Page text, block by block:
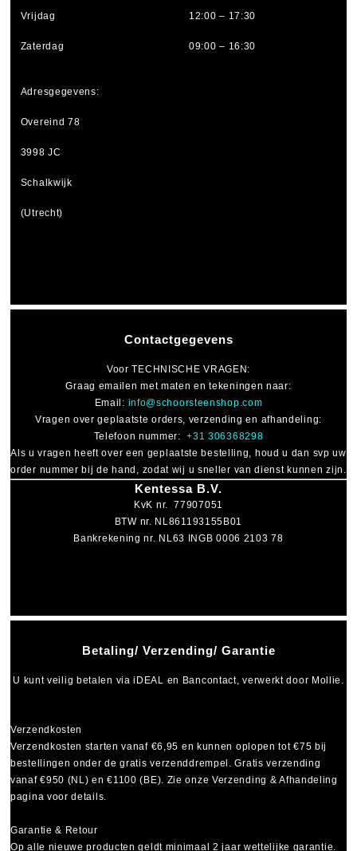
Betaling/ Verzending/ Garantie
U kunt veilig betalen viaiDEAL en Bancontact, verwerkt door Mollie.
Verzendkosten
Verzendkosten starten vanaf €6,95 en kunnen oplopen tot€75 bij
bestellingen onder de gratis verzenddrempel. Gratis verzending
vanaf €950 (NL) en €1100 (BE). Zie onze Verzending & Afhandeling
pagina voor details.
Garantie & Retour
Op alle nieuwe producten geldt minimaal2 jaar wettelijke garantie.
Contactgegevens
VoorTECHNISCHE VRAGEN :
Graag emailen met maten en tekeningen naar:
Email: info@schoorsteenshop.com
Vragen over geplaatste orders, verzending en afhandeling:
Telefoon nummer:+31 306368298
Als u vragen heeft over een geplaatste bestelling, houd u dan svp uw
order nummer bij de hand, zodat wij u sneller van dienst kunnen zijn.
Kentessa B.V.
KvK nr. 77907051
BTW nr. NL861193155B01
Bankrekening nr. NL63 INGB 0006 2103 78
Vrijdag 12:00 – 17:30
Zaterdag 09:00 – 16:30
Adresgegevens:
Overeind 78
3998 JC
Schalkwijk
(Utrecht)